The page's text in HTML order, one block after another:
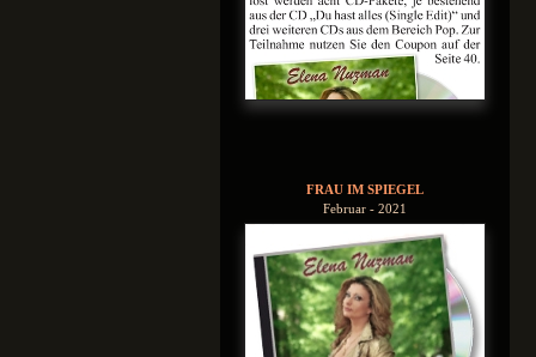
FRAU IM SPIEGEL
Februar - 2021